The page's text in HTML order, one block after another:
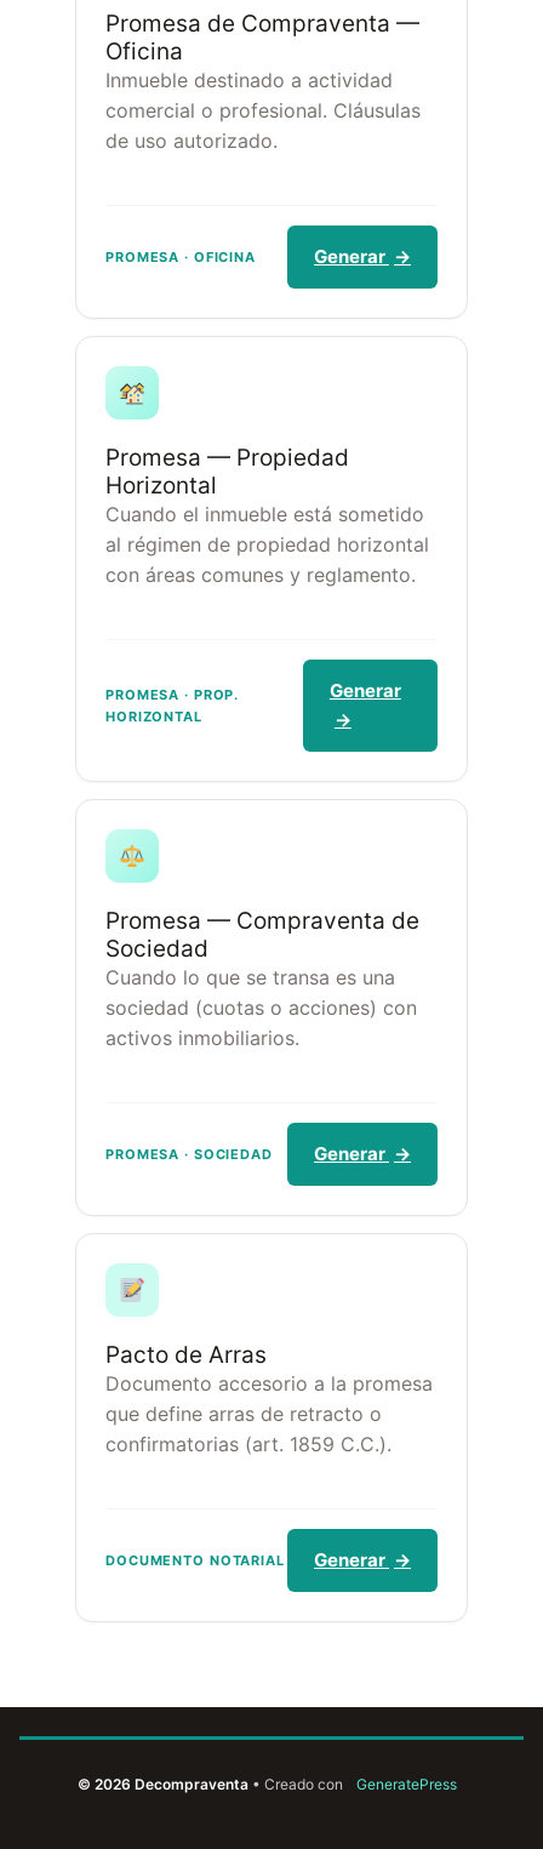
Promesa de Compraventa —
Oficina
Inmueble destinado a actividad
comercial o profesional. Cláusulas
de uso autorizado.
PROMESA · OFICINA Generar →
Promesa — Propiedad
Horizontal
Cuando el inmueble está sometido
al régimen de propiedad horizontal
con áreas comunes y reglamento.
PROMESA · PROP.
HORIZONTAL
Generar
→
Promesa — Compraventa de
Sociedad
Cuando lo que se transa es una
sociedad (cuotas o acciones) con
activos inmobiliarios.
PROMESA · SOCIEDAD Generar →
Pacto de Arras
Documento accesorio a la promesa
que define arras de retracto o
confirmatorias (art. 1859 C.C.).
DOCUMENTO NOTARIAL Generar →
© 2026 Decompraventa• Creado con GeneratePress